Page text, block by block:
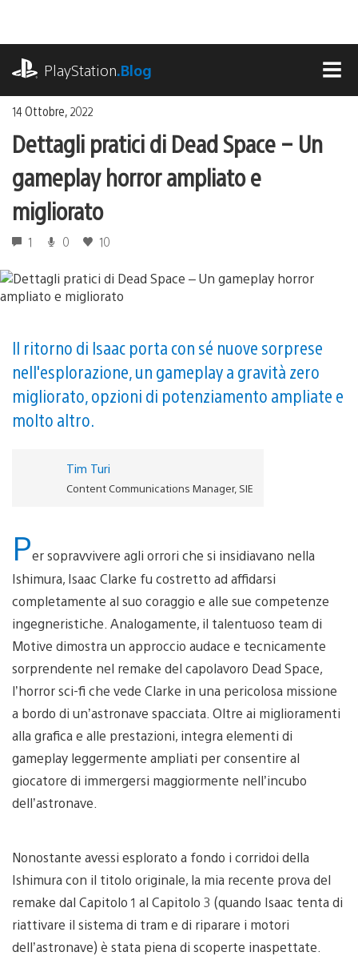
contenuto
PlayStation.Blog
14 Ottobre, 2022
Dettagli pratici di Dead Space – Un
gameplay horror ampliato e
migliorato
1 0 10
Il ritorno di Isaac porta con sé nuove sorprese
nell'esplorazione, un gameplay a gravità zero
migliorato, opzioni di potenziamento ampliate e
molto altro.
Tim Turi
Content Communications Manager, SIE
Per sopravvivere agli orrori che si insidiavano nella
Ishimura, Isaac Clarke fu costretto ad affidarsi
completamente al suo coraggio e alle sue competenze
ingegneristiche. Analogamente, il talentuoso team di
Motive dimostra un approccio audace e tecnicamente
sorprendente nel remake del capolavoro Dead Space,
l’horror sci-fi che vede Clarke in una pericolosa missione
a bordo di un’astronave spacciata. Oltre ai miglioramenti
alla grafica e alle prestazioni, integra elementi di
gameplay leggermente ampliati per consentire al
giocatore di immergersi maggiormente nell’incubo
dell’astronave.
Nonostante avessi esplorato a fondo i corridoi della
Ishimura con il titolo originale, la mia recente prova del
remake dal Capitolo 1 al Capitolo 3 (quando Isaac tenta di
riattivare il sistema di tram e di riparare i motori
dell’astronave) è stata piena di scoperte inaspettate.